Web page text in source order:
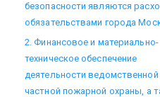
безопасности являются
обязательствами города
2. Финансовое и материально-
техническое обеспечение
деятельности ведомственной
частной пожарной охраны, а